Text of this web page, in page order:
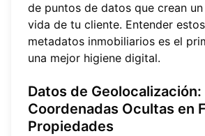
de puntos de datos que crean
vida de tu cliente. Entender
metadatos inmobiliarios es el
una mejor higiene digital.
Datos de Geolocalización:
Coordenadas Ocultas en
Propiedades